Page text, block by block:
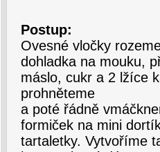
Postup:
Ovesné vločky
dohladka na mouku,
máslo, cukr a 2 lžíce
prohněteme
a poté řádně
formiček na mini
tartaletky. Vytvoříme